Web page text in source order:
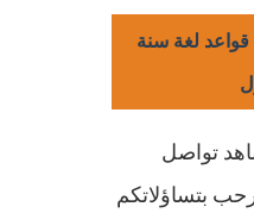
لغة سنة
تواصل
بتساؤلاتكم